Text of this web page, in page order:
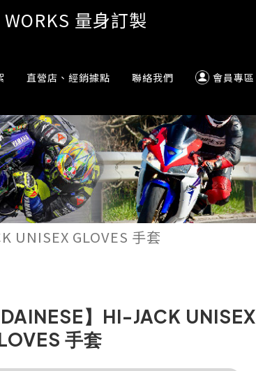
量身訂製
直營店、經銷據點 聯絡我們 會員專區
UNISEX GLOVES 手套
DAINESE】HI-JACK UNISEX
手套